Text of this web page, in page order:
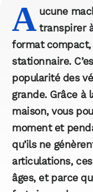
A ucune
transpirer
format
stationnaire.
popularité des
grande. Grâce à
maison, vous
moment et
qu’ils ne
articulations,
âges, et parce